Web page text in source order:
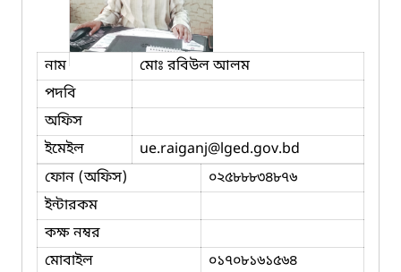
নাম
মোঃ রবিউল আলম
পদবি
অফিস
ইমেইল
ue.raiganj@lged.gov.bd
ফোন (অফিস)
০২৫৮৮৮৩৪৮৭৬
ইন্টারকম
কক্ষ নম্বর
মোবাইল
০১৭০৮১৬১৫৬৪